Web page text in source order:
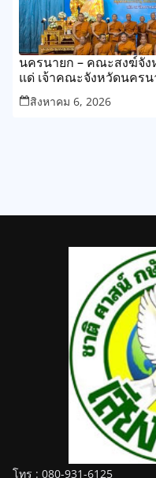
นครนายก – คณะสงฆ์จั
แด่ เจ้าคณะจังหวัดนครน
สิงหาคม 6, 2026
โทร : 080-931-6125